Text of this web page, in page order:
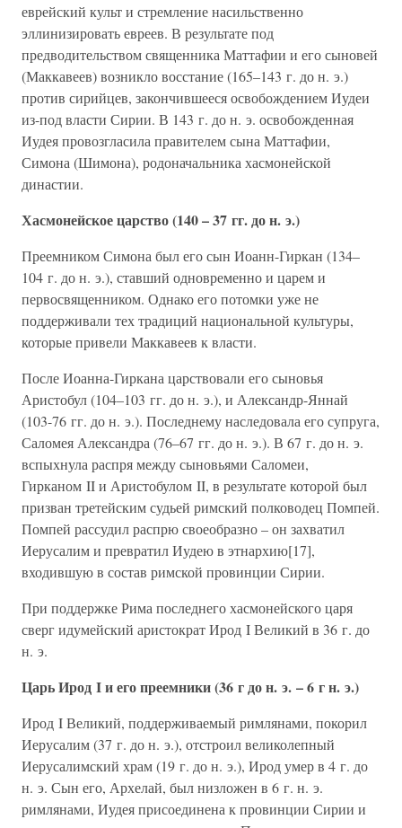
еврейский культ и стремление насильственно
эллинизировать евреев. В результате под
предводительством священника Маттафии и его сыновей
(Маккавеев) возникло восстание (165–143 г. до н. э.)
против сирийцев, закончившееся освобождением Иудеи
из-под власти Сирии. В 143 г. до н. э. освобожденная
Иудея провозгласила правителем сына Маттафии,
Симона (Шимона), родоначальника хасмонейской
династии.
Хасмонейское царство (140 – 37 гг. до н. э.)
Преемником Симона был его сын Иоанн-Гиркан (134–
104 г. до н. э.), ставший одновременно и царем и
первосвященником. Однако его потомки уже не
поддерживали тех традиций национальной культуры,
которые привели Маккавеев к власти.
После Иоанна-Гиркана царствовали его сыновья
Аристобул (104–103 гг. до н. э.), и Александр-Яннай
(103-76 гг. до н. э.). Последнему наследовала его супруга,
Саломея Александра (76–67 гг. до н. э.). В 67 г. до н. э.
вспыхнула распря между сыновьями Саломеи,
Гирканом II и Аристобулом II, в результате которой был
призван третейским судьей римский полководец Помпей.
Помпей рассудил распрю своеобразно – он захватил
Иерусалим и превратил Иудею в этнархию[17],
входившую в состав римской провинции Сирии.
При поддержке Рима последнего хасмонейского царя
сверг идумейский аристократ Ирод I Великий в 36 г. до
н. э.
Царь Ирод I и его преемники (36 г до н. э. – 6 г н. э.)
Ирод I Великий, поддерживаемый римлянами, покорил
Иерусалим (37 г. до н. э.), отстроил великолепный
Иерусалимский храм (19 г. до н. э.), Ирод умер в 4 г. до
н. э. Сын его, Архелай, был низложен в 6 г. н. э.
римлянами, Иудея присоединена к провинции Сирии и